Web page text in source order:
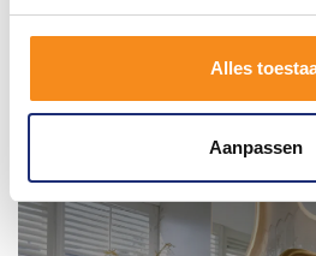
Alles
Aanpassen